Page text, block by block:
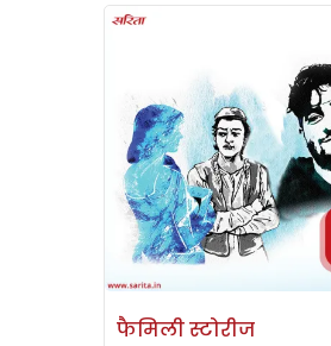
फैमिली स्टोरीज